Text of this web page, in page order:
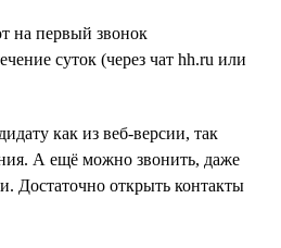
на первый звонок
суток (через чат hh.ru или
как из веб-версии, так
А ещё можно звонить, даже
Достаточно открыть контакты